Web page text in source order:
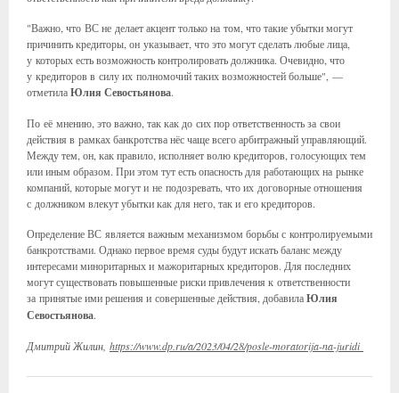
"Важно, что ВС не делает акцент только на том, что такие убытки могут
причинить кредиторы, он указывает, что это могут сделать любые лица,
у которых есть возможность контролировать должника. Очевидно, что
у кредиторов в силу их полномочий таких возможностей больше", —
отметилаЮлия Севостьянова.
По её мнению, это важно, так как до сих пор ответственность за свои
действия в рамках банкротства нёс чаще всего арбитражный управляющий.
Между тем, он, как правило, исполняет волю кредиторов, голосующих тем
или иным образом. При этом тут есть опасность для работающих на рынке
компаний, которые могут и не подозревать, что их договорные отношения
с должником влекут убытки как для него, так и его кредиторов.
Определение ВС является важным механизмом борьбы с контролируемыми
банкротствами. Однако первое время суды будут искать баланс между
интересами миноритарных и мажоритарных кредиторов. Для последних
могут существовать повышенные риски привлечения к ответственности
за принятые ими решения и совершенные действия, добавилаЮлия
Севостьянова.
Дмитрий Жилин, https://www.dp.ru/a/2023/04/28/posle-moratorija-na-juridi